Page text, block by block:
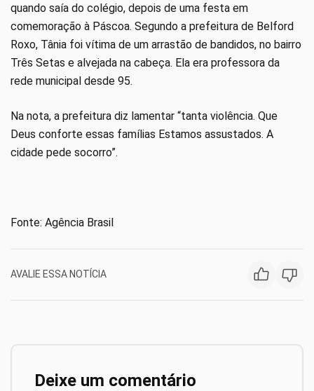
quando saía do colégio, depois de uma festa em
comemoração à Páscoa. Segundo a prefeitura de Belford
Roxo, Tânia foi vítima de um arrastão de bandidos, no bairro
Três Setas e alvejada na cabeça. Ela era professora da
rede municipal desde 95.
Na nota, a prefeitura diz lamentar “tanta violência. Que
Deus conforte essas famílias Estamos assustados. A
cidade pede socorro”.
Fonte: Agência Brasil
AVALIE ESSA NOTÍCIA
Deixe um comentário